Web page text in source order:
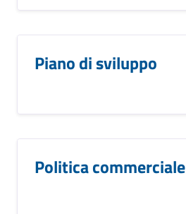
Piano di sviluppo
Politica commerciale